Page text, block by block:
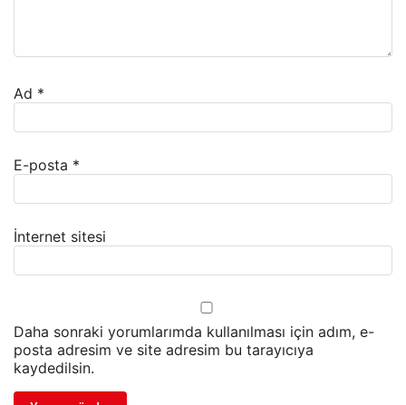
Ad *
E-posta *
İnternet sitesi
Daha sonraki yorumlarımda kullanılması için adım, e-
posta adresim ve site adresim bu tarayıcıya
kaydedilsin.